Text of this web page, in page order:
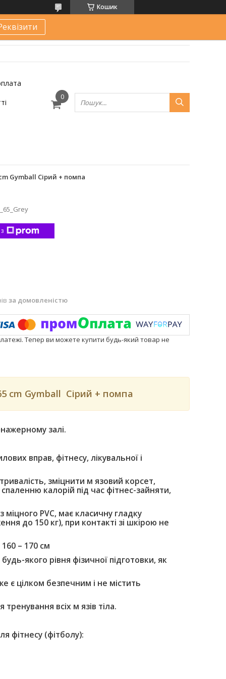
Кошик
Gymball Сірий + помпа
за домовленістю
Тепер ви можете купити будь-який товар не
cm Gymball Сірий + помпа
залі.
вправ, фітнесу, лікувальної і
зміцнити м язовий корсет,
калорій під час фітнес-зайняти,
PVC, має класичну гладку
до 150 кг), при контакті зі шкірою не
– 170 см
якого рівня фізичної підготовки, як
є цілком безпечним і не містить
всіх м язів тіла.
фітнесу (фітболу):